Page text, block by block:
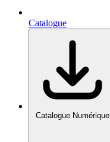
Catalogue
Catalogue Numérique